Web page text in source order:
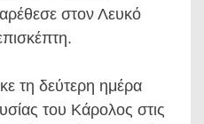
στον Λευκό
τη δεύτερη ημέρα
του Κάρολος στις